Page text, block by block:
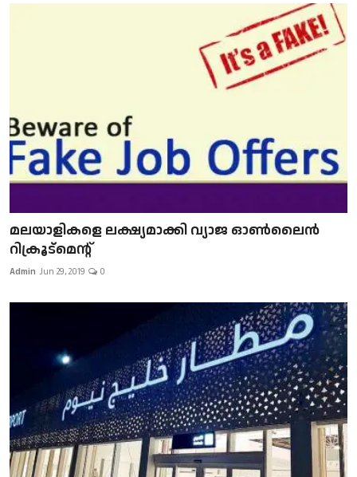
മലയാളികളെ ലക്ഷ്യമാക്കി വ്യാജ ഓൺലൈൻ
റിക്രൂട്മെന്റ്
Admin Jun 29, 2019 0